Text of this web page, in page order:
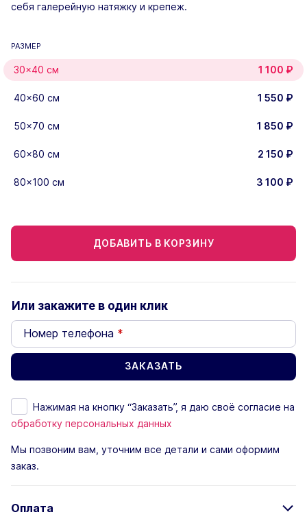
себя галерейную натяжку и крепеж.
РАЗМЕР
30×40 см 1 100 ₽
40×60 см 1 550 ₽
50×70 см 1 850 ₽
60×80 см 2 150 ₽
80×100 см 3 100 ₽
ДОБАВИТЬ В КОРЗИНУ
Или закажите в один клик
Номер телефона *
Нажимая на кнопку “Заказать”, я даю своё согласие на
обработку персональных данных
Мы позвоним вам, уточним все детали и сами оформим
заказ.
Оплата